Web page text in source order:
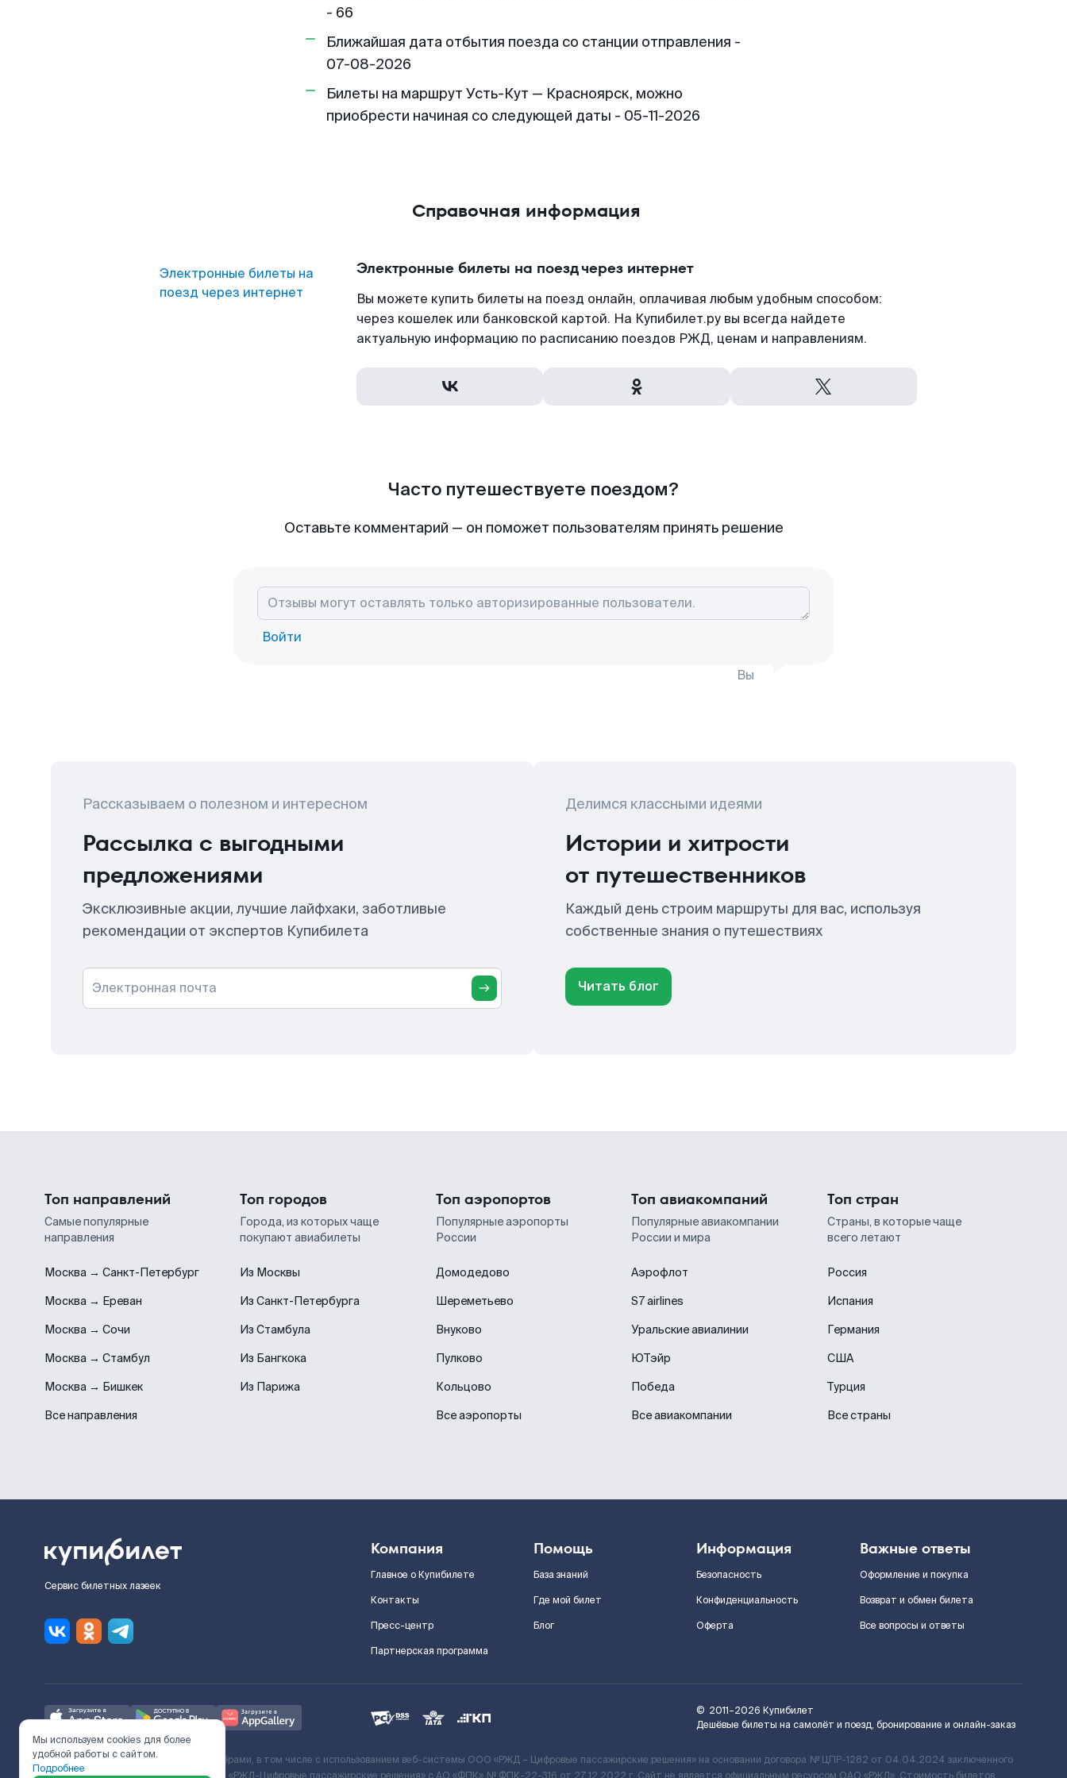
- 66
Ближайшая дата отбытия поезда со станции отправления -
07-08-2026
Билеты на маршрут Усть-Кут — Красноярск, можно
приобрести начиная со следующей даты - 05-11-2026
Справочная информация
Электронные билеты на
поезд через интернет
Электронные билеты на поезд через интернет
Вы можете купить билеты на поезд онлайн, оплачивая любым удобным способом:
через кошелек или банковской картой. На Купибилет.ру вы всегда найдете
актуальную информацию по расписанию поездов РЖД, ценам и направлениям.
Часто путешествуете поездом?
Оставьте комментарий — он поможет пользователям принять решение
Войти
Вы
Рассказываем о полезном и интересном
Рассылка с выгодными
предложениями
Эксклюзивные акции, лучшие лайфхаки, заботливые
рекомендации от экспертов Купибилета
Электронная почта
Делимся классными идеями
Истории и хитрости
от путешественников
Каждый день строим маршруты для вас, используя
собственные знания о путешествиях
Читать блог
Топ направлений
Самые популярные
направления
Москва → Санкт-Петербург
Москва → Ереван
Москва → Сочи
Москва → Стамбул
Москва → Бишкек
Все направления
Топ городов
Города, из которых чаще
покупают авиабилеты
Из Москвы
Из Санкт-Петербурга
Из Стамбула
Из Бангкока
Из Парижа
Топ аэропортов
Популярные аэропорты
России
Домодедово
Шереметьево
Внуково
Пулково
Кольцово
Все аэропорты
Топ авиакомпаний
Популярные авиакомпании
России и мира
Аэрофлот
S7 airlines
Уральские авиалинии
ЮТэйр
Победа
Все авиакомпании
Топ стран
Страны, в которые чаще
всего летают
Россия
Испания
Германия
США
Турция
Все страны
Сервис билетных лазеек
Компания
Главное о Купибилете
Контакты
Пресс-центр
Партнерская программа
Помощь
База знаний
Где мой билет
Блог
Информация
Безопасность
Конфиденциальность
Оферта
Важные ответы
Оформление и покупка
Возврат и обмен билета
Все вопросы и ответы
© 2011–2026 Купибилет
Дешёвые билеты на самолёт и поезд, бронирование и онлайн-заказ
Ж/Д билеты предоставляются партнёрами, в том числе с использованием веб-системы ООО «РЖД – Цифровые пассажирские решения» на основании договора № ЦПР-1282 от 04.04.2024 заключенного
Мы используем cookies для более
удобной работы с сайтом.
Подробнее